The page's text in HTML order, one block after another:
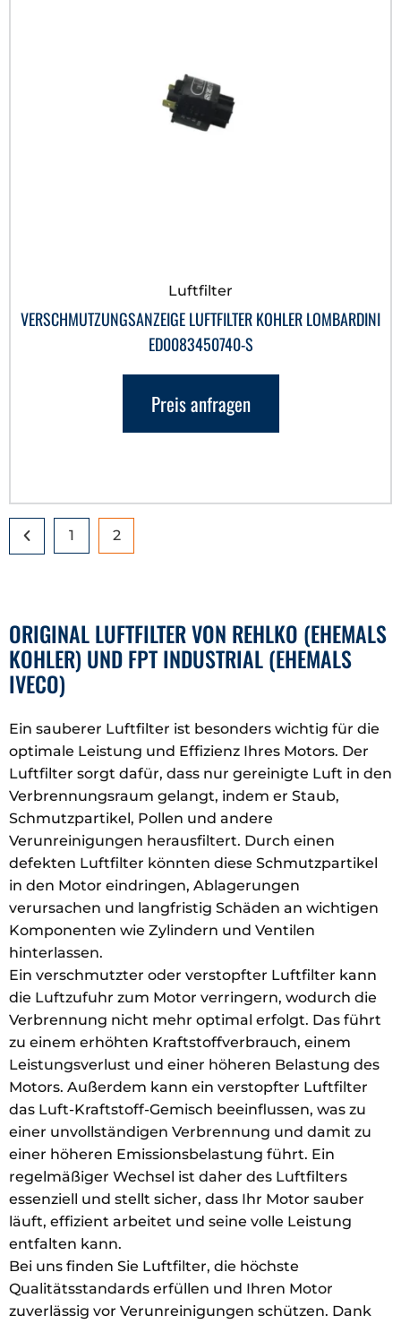
Luftfilter
VERSCHMUTZUNGSANZEIGE LUFTFILTER KOHLER LOMBARDINI
ED0083450740-S
Preis anfragen
1 2
ORIGINAL LUFTFILTER VON REHLKO (EHEMALS
KOHLER) UND FPT INDUSTRIAL (EHEMALS
IVECO)
Ein sauberer Luftfilter ist besonders wichtig für die
optimale Leistung und Effizienz Ihres Motors. Der
Luftfilter sorgt dafür, dass nur gereinigte Luft in den
Verbrennungsraum gelangt, indem er Staub,
Schmutzpartikel, Pollen und andere
Verunreinigungen herausfiltert. Durch einen
defekten Luftfilter könnten diese Schmutzpartikel
in den Motor eindringen, Ablagerungen
verursachen und langfristig Schäden an wichtigen
Komponenten wie Zylindern und Ventilen
hinterlassen.
Ein verschmutzter oder verstopfter Luftfilter kann
die Luftzufuhr zum Motor verringern, wodurch die
Verbrennung nicht mehr optimal erfolgt. Das führt
zu einem erhöhten Kraftstoffverbrauch, einem
Leistungsverlust und einer höheren Belastung des
Motors. Außerdem kann ein verstopfter Luftfilter
das Luft-Kraftstoff-Gemisch beeinflussen, was zu
einer unvollständigen Verbrennung und damit zu
einer höheren Emissionsbelastung führt. Ein
regelmäßiger Wechsel ist daher des Luftfilters
essenziell und stellt sicher, dass Ihr Motor sauber
läuft, effizient arbeitet und seine volle Leistung
entfalten kann.
Bei uns finden Sie Luftfilter, die höchste
Qualitätsstandards erfüllen und Ihren Motor
zuverlässig vor Verunreinigungen schützen. Dank